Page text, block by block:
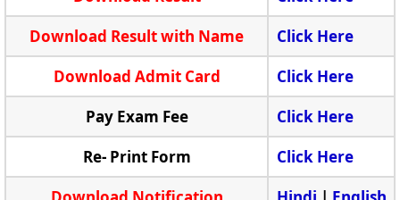
Download Result with Name
Click Here
Download Admit Card
Click Here
Pay Exam Fee
Click Here
Re- Print Form
Click Here